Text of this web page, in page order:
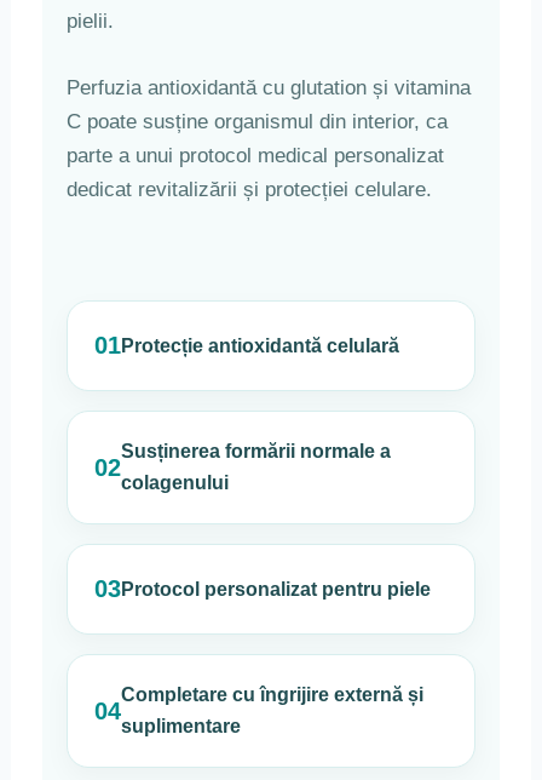
pielii.
Perfuzia antioxidantă cu glutation și vitamina
C poate susține organismul din interior, ca
parte a unui protocol medical personalizat
dedicat revitalizării și protecției celulare.
01Protecție antioxidantă celulară
02
Susținerea formării normale a
colagenului
03Protocol personalizat pentru piele
04
Completare cu îngrijire externă și
suplimentare